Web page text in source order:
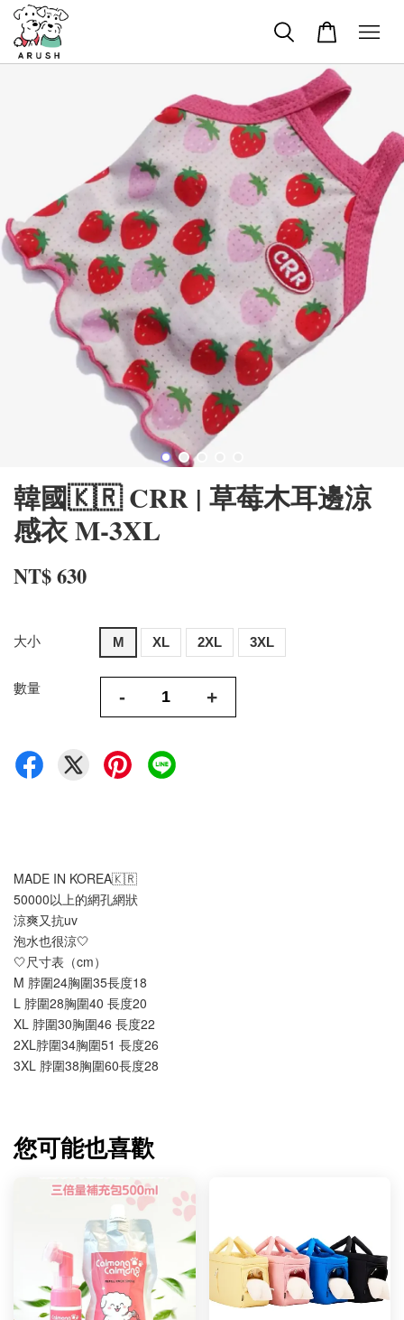
韓國🇰🇷 CRR | 草莓木耳邊涼
感衣 M-3XL
NT$ 630
大小 M XL 2XL 3XL
數量 - +
MADE IN KOREA🇰🇷
50000以上的網孔網狀
涼爽又抗uv
泡水也很涼🤍
🤍尺寸表（cm）
M 脖圍24胸圍35長度18
L 脖圍28胸圍40 長度20
XL 脖圍30胸圍46 長度22
2XL脖圍34胸圍51 長度26
3XL 脖圍38胸圍60長度28
您可能也喜歡